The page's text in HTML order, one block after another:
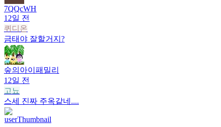
7QQcWH
12일 전
퀴디온
금태야 잘할거지?
숲의아이패밀리
12일 전
고뇨
스세 진짜 주옥같네....